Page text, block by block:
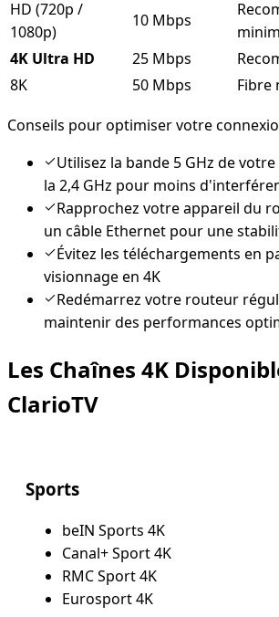
HD (720p /
1080p)
10 Mbps
4K Ultra HD
25 Mbps
8K
50 Mbps
Fibre
Conseils pour optimiser votre
Utilisez la bande 5 GHz de
la 2,4 GHz pour moins
Rapprochez votre appareil du
un câble Ethernet pour une
Évitez les téléchargements en
visionnage en 4K
Redémarrez votre routeur
maintenir des performances
Les Chaînes 4K
ClarioTV
Sports
beIN Sports 4K
Canal+ Sport 4K
RMC Sport 4K
Eurosport 4K